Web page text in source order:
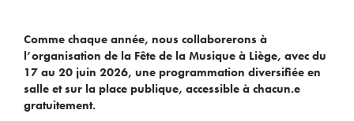
Comme chaque année, nous collaborerons à
l’organisation de la Fête de la Musique à Liège, avec du
17 au 20 juin 2026, une programmation diversifiée en
salle et sur la place publique, accessible à chacun.e
gratuitement.